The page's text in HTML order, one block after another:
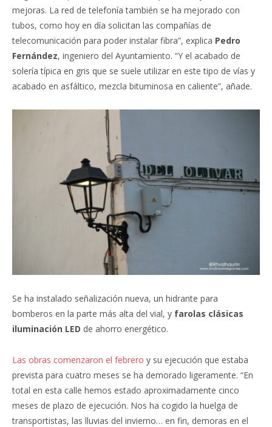
mejoras. La red de telefonía también se ha mejorado con
tubos, como hoy en día solicitan las compañías de
telecomunicación para poder instalar fibra”, explica Pedro
Fernández, ingeniero del Ayuntamiento. “Y el acabado de
solería típica en gris que se suele utilizar en este tipo de vías y
acabado en asfáltico, mezcla bituminosa en caliente”, añade.
Se ha instalado señalización nueva, un hidrante para
bomberos en la parte más alta del vial, y farolas clásicas
iluminación LED de ahorro energético.
Las obras comenzaron el febrero y su ejecución que estaba
prevista para cuatro meses se ha demorado ligeramente. “En
total en esta calle hemos estado aproximadamente cinco
meses de plazo de ejecución. Nos ha cogido la huelga de
transportistas, las lluvias del invierno… en fin, demoras en el